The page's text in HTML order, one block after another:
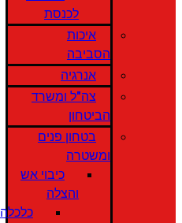
לכנסת
איכות
הסביבה
אנרגיה
צה"ל ומשרד
הביטחון
בטחון פנים
ומשטרה
כיבוי אש
והצלה
כלכלה